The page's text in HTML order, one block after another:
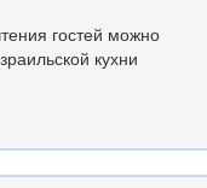
гостей можно
кухни